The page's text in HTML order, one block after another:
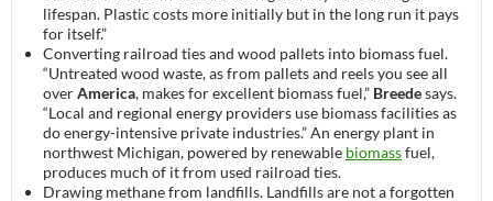
lifespan. Plastic costs more initially but in the long run it pays
for itself.”
Converting railroad ties and wood pallets into biomass fuel.
“Untreated wood waste, as from pallets and reels you see all
overAmerica, makes for excellent biomass fuel,” Breedesays.
“Local and regional energy providers use biomass facilities as
do energy-intensive private industries.” An energy plant in
northwest Michigan, powered by renewable biomassfuel,
produces much of it from used railroad ties.
Drawing methane from landfills. Landfills are not a forgotten